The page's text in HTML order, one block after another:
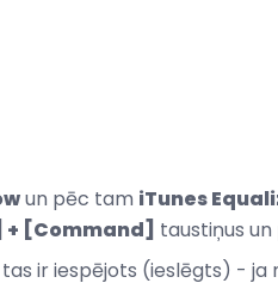
un pēc tam iTunes
[Command] taustiņus
ir iespējots (ieslēgts) - ja